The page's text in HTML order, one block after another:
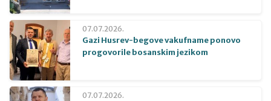
07.07.2026.
Gazi Husrev-begove vakufname ponovo
progovorile bosanskim jezikom
07.07.2026.